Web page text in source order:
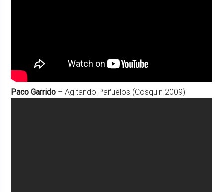
Paco Garrido – Agitando Pañuelos (Cosquin 2009)